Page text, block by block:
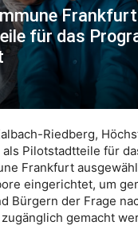
für das
Riedberg,
Pilotstadtteile für
Frankfurt
eingerichtet, um
Bürgern der Frage
gemacht